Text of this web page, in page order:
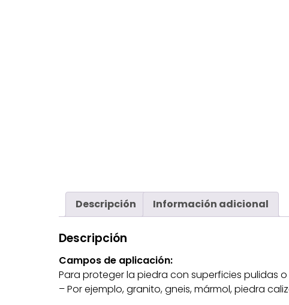
Descripción Información adicional
Descripción
Campos de aplicación:
Para proteger la piedra con superficies pulidas
– Por ejemplo, granito, gneis, mármol, piedra